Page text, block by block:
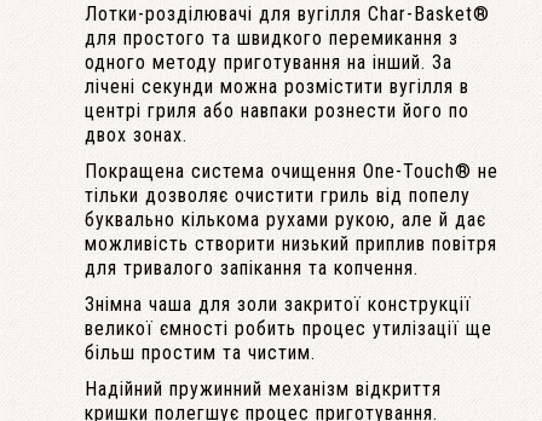
Лотки-розділювачі для вугілля Char-Basket®
для простого та швидкого перемикання з
одного методу приготування на інший. За
лічені секунди можна розмістити вугілля в
центрі гриля або навпаки рознести його по
двох зонах.
Покращена система очищення One-Touch® не
тільки дозволяє очистити гриль від попелу
буквально кількома рухами рукою, але й дає
можливість створити низький приплив повітря
для тривалого запікання та копчення.
Знімна чаша для золи закритої конструкції
великої ємності робить процес утилізації ще
більш простим та чистим.
Надійний пружинний механізм відкриття
кришки полегшує процес приготування.